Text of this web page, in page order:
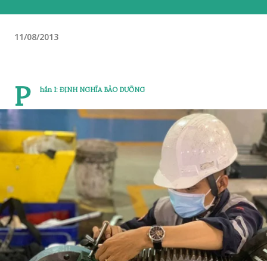
11/08/2013
P hần I: ĐỊNH NGHĨA BẢO DƯỠNG